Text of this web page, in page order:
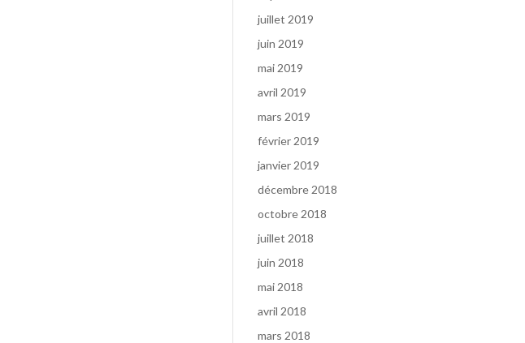
juillet 2019
juin 2019
mai 2019
avril 2019
mars 2019
février 2019
janvier 2019
décembre 2018
octobre 2018
juillet 2018
juin 2018
mai 2018
avril 2018
mars 2018